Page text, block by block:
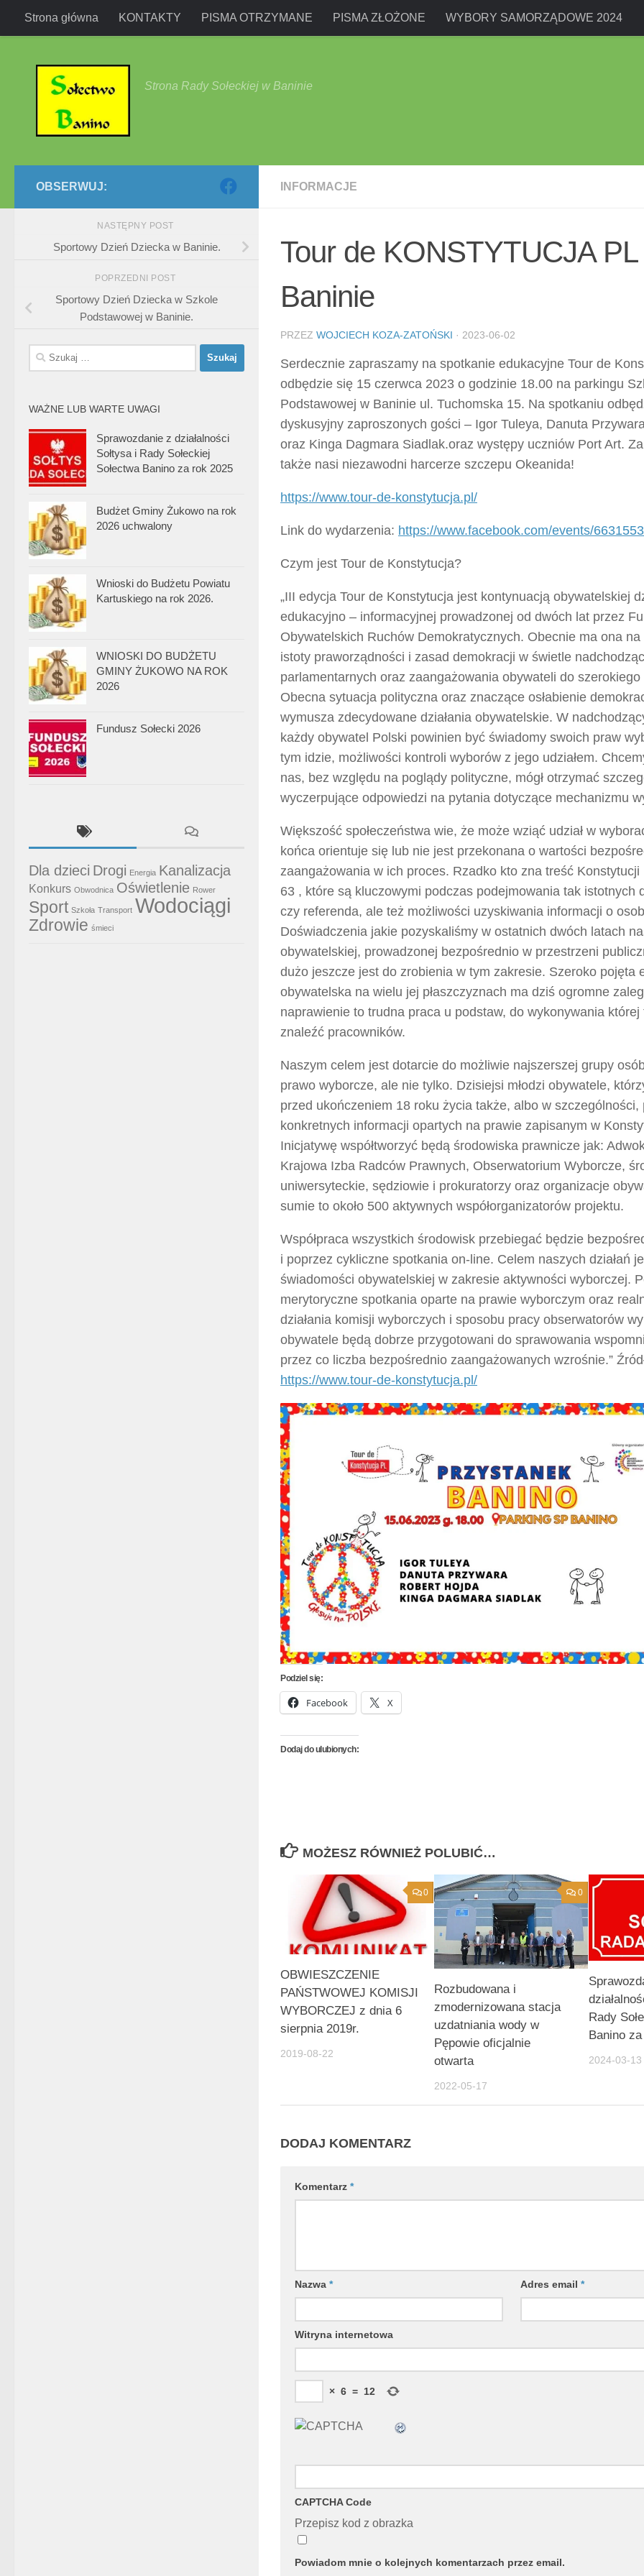
Przejdź do treści
Strona główna KONTAKTY PISMA OTRZYMANE PISMA ZŁOŻONE WYBORY SAMORZĄDOWE 2024
Strona Rady Sołeckiej w Baninie
INFORMACJE
Tour de KONSTYTUCJA PL
Baninie
PRZEZ WOJCIECH KOZA-ZATOŃSKI · 2023-06-02
Serdecznie zapraszamy na spotkanie edukacyjne Tour de
odbędzie się 15 czerwca 2023 o godzinie 18.00 na parkingu
Podstawowej w Baninie ul. Tuchomska 15. Na spotkaniu
dyskusyjny zaproszonych gości – Igor Tuleya, Danuta
oraz Kinga Dagmara Siadlak.oraz występy uczniów Port Art.
także nasi niezawodni harcerze szczepu Okeanida!
https://www.tour-de-konstytucja.pl/
Link do wydarzenia: https://www.facebook.com/events/
Czym jest Tour de Konstytucja?
„III edycja Tour de Konstytucja jest kontynuacją obywatelskiej
edukacyjno – informacyjnej prowadzonej od dwóch lat przez
Obywatelskich Ruchów Demokratycznych. Obecnie ma ona
istoty praworządności i zasad demokracji w świetle
parlamentarnych oraz zaangażowania obywateli do szerokiego
Obecna sytuacja polityczna oraz znaczące osłabienie
wymusza zdecydowane działania obywatelskie. W
każdy obywatel Polski powinien być świadomy swoich praw
tym idzie, możliwości kontroli wyborów z jego udziałem.
nas, bez względu na poglądy polityczne, mógł otrzymać
wyczerpujące odpowiedzi na pytania dotyczące mechanizmu
Większość społeczeństwa wie, że może wziąć udział w
końca orientuje się lub nie jest przekonana o wartości
zaangażowania w ich proces. Rzadko kto zna treść
63 , które są kluczowymi podczas podejmowania tak istotnych
czy referenda, ale też możliwości uzyskiwania informacji o
Doświadczenia jakie pozyskaliśmy w ostatnich dwóch latach
obywatelskiej, prowadzonej bezpośrednio w przestrzeni
dużo jeszcze jest do zrobienia w tym zakresie. Szeroko pojęta
obywatelska na wielu jej płaszczyznach ma dziś ogromne
naprawienie to trudna praca u podstaw, do wykonywania której
znaleźć pracowników.
Naszym celem jest dotarcie do możliwie najszerszej grupy
prawo wyborcze, ale nie tylko. Dzisiejsi młodzi obywatele,
przed ukończeniem 18 roku życia także, albo w szczególności,
konkretnych informacji opartych na prawie zapisanym w
Inicjatywę współtworzyć będą środowiska prawnicze jak:
Krajowa Izba Radców Prawnych, Obserwatorium Wyborcze,
uniwersyteckie, sędziowie i prokuratorzy oraz organizacje
sumie to około 500 aktywnych współorganizatorów projektu.
Współpraca wszystkich środowisk przebiegać będzie
i poprzez cykliczne spotkania on-line. Celem naszych działań
świadomości obywatelskiej w zakresie aktywności wyborczej.
merytoryczne spotkania oparte na prawie wyborczym oraz
działania komisji wyborczych i sposobu pracy obserwatorów
obywatele będą dobrze przygotowani do sprawowania
przez co liczba bezpośrednio zaangażowanych wzrośnie.”
https://www.tour-de-konstytucja.pl/
Podziel się:
Facebook X
Dodaj do ulubionych:
MOŻESZ RÓWNIEŻ POLUBIĆ…
0
OBWIESZCZENIE
PAŃSTWOWEJ KOMISJI
WYBORCZEJ z dnia 6
sierpnia 2019r.
2019-08-22
0
Rozbudowana i
zmodernizowana stacja
uzdatniania wody w
Pępowie oficjalnie
otwarta
2022-05-17
Rady
Banino
2024-03-13
DODAJ KOMENTARZ
Komentarz *
Nazwa * Adres email*
Witryna internetowa
× 6 = 12
CAPTCHA Code
Przepisz kod z obrazka
Powiadom mnie o kolejnych komentarzach przez email.
OBSERWUJ:
NASTĘPNY POST
Sportowy Dzień Dziecka w Baninie.
POPRZEDNI POST
Sportowy Dzień Dziecka w Szkole
Podstawowej w Baninie.
Szukaj:
WAŻNE LUB WARTE UWAGI
Sprawozdanie z działalności
Sołtysa i Rady Sołeckiej
Sołectwa Banino za rok 2025
Budżet Gminy Żukowo na rok
2026 uchwalony
Wnioski do Budżetu Powiatu
Kartuskiego na rok 2026.
WNIOSKI DO BUDŻETU
GMINY ŻUKOWO NA ROK
2026
Fundusz Sołecki 2026
Dla dzieci Drogi Energia Kanalizacja
Konkurs Obwodnica Oświetlenie Rower
Sport Szkoła Transport Wodociągi
Zdrowie śmieci